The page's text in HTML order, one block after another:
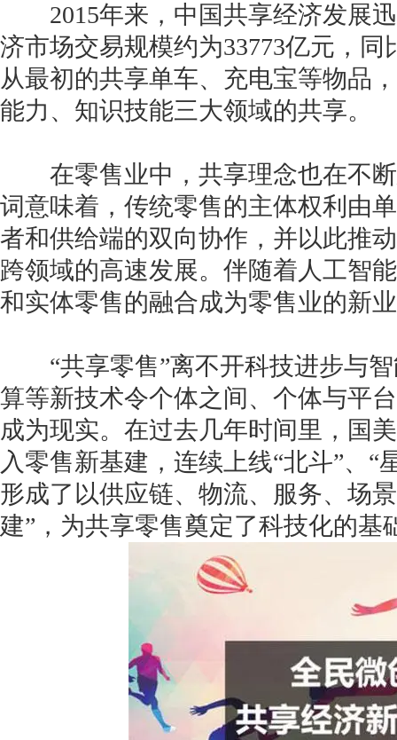
2015年来，中国共享经济发展迅
济市场交易规模约为33773亿元，
从最初的共享单车、充电宝等物品
能力、知识技能三大领域的共享。
在零售业中，共享理念也在不断
词意味着，传统零售的主体权利由
者和供给端的双向协作，并以此推
跨领域的高速发展。伴随着人工智
和实体零售的融合成为零售业的新
“共享零售”离不开科技进步与智
算等新技术令个体之间、个体与平
成为现实。在过去几年时间里，国
入零售新基建，连续上线“北斗”、“
形成了以供应链、物流、服务、场
建”，为共享零售奠定了科技化的基
获得产品报价方案
1万个想法不如1次的方案落地
扫码添加[商务总监]沟通方案
扫码沟通